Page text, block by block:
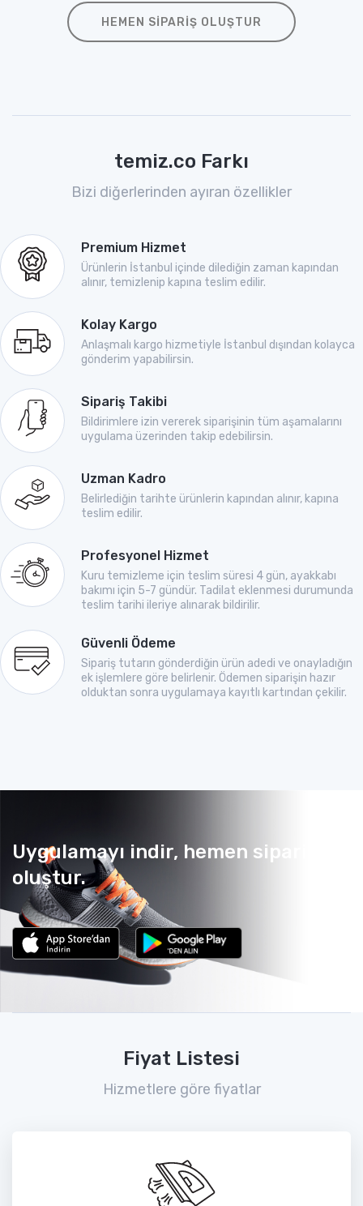
HEMEN SIPARIŞ OLUŞTUR
temiz.co Farkı
Bizi diğerlerinden ayıran özellikler
Premium Hizmet
Ürünlerin İstanbul içinde dilediğin zaman kapından
alınır, temizlenip kapına teslim edilir.
Kolay Kargo
Anlaşmalı kargo hizmetiyle İstanbul dışından kolayca
gönderim yapabilirsin.
Sipariş Takibi
Bildirimlere izin vererek siparişinin tüm aşamalarını
uygulama üzerinden takip edebilirsin.
Uzman Kadro
Belirlediğin tarihte ürünlerin kapından alınır, kapına
teslim edilir.
Profesyonel Hizmet
Kuru temizleme için teslim süresi 4 gün, ayakkabı
bakımı için 5-7 gündür. Tadilat eklenmesi durumunda
teslim tarihi ileriye alınarak bildirilir.
Güvenli Ödeme
Sipariş tutarın gönderdiğin ürün adedi ve onayladığın
ek işlemlere göre belirlenir. Ödemen siparişin hazır
olduktan sonra uygulamaya kayıtlı kartından çekilir.
Uygulamayı indir, hemen sipariş
oluştur.
Fiyat Listesi
Hizmetlere göre fiyatlar